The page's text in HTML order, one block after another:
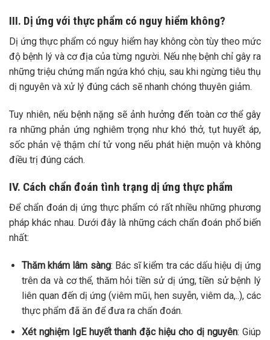
III. Dị ứng với thực phẩm có nguy hiểm không?
Dị ứng thực phẩm có nguy hiểm hay không còn tùy theo mức
độ bệnh lý và cơ địa của từng người. Nếu nhẹ bệnh chỉ gây ra
những triệu chứng mẩn ngứa khó chịu, sau khi ngừng tiêu thụ
dị nguyên và xử lý đúng cách sẽ nhanh chóng thuyên giảm.
Tuy nhiên, nếu bệnh nặng sẽ ảnh hưởng đến toàn cơ thể gây
ra những phản ứng nghiêm trọng như khó thở, tụt huyết áp,
sốc phản vệ thậm chí tử vong nếu phát hiện muộn và không
điều trị đúng cách.
IV. Cách chẩn đoán tình trạng dị ứng thực phẩm
Để chẩn đoán dị ứng thực phẩm có rất nhiều những phương
pháp khác nhau. Dưới đây là những cách chẩn đoán phổ biến
nhất:
Thăm khám lâm sàng: Bác sĩ kiểm tra các dấu hiệu dị ứng
trên da và cơ thể, thăm hỏi tiền sử dị ứng, tiền sử bệnh lý
liên quan đến dị ứng (viêm mũi, hen suyễn, viêm da,..), các
thực phẩm đã ăn để đưa ra chẩn đoán.
Xét nghiệm IgE huyết thanh đặc hiệu cho dị nguyên: Giúp